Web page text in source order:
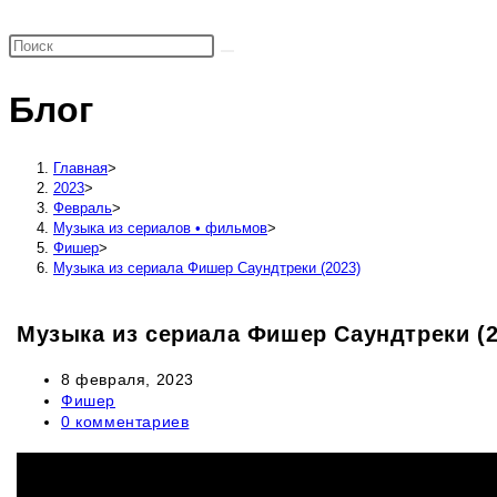
по
сайту
Блог
Главная>
2023>
Февраль>
Музыка из сериалов • фильмов>
Фишер>
Музыка из сериала Фишер Саундтреки (2023)
Музыка из сериала Фишер Саундтреки
Запись
опубликована:
8 февраля, 2023
Рубрика
записи:
Фишер
Комментарии
0 комментариев